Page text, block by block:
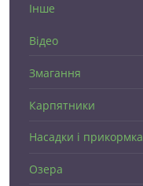
Інше
Відео
Змагання
Карпятники
Насадки і прикормка
Озера